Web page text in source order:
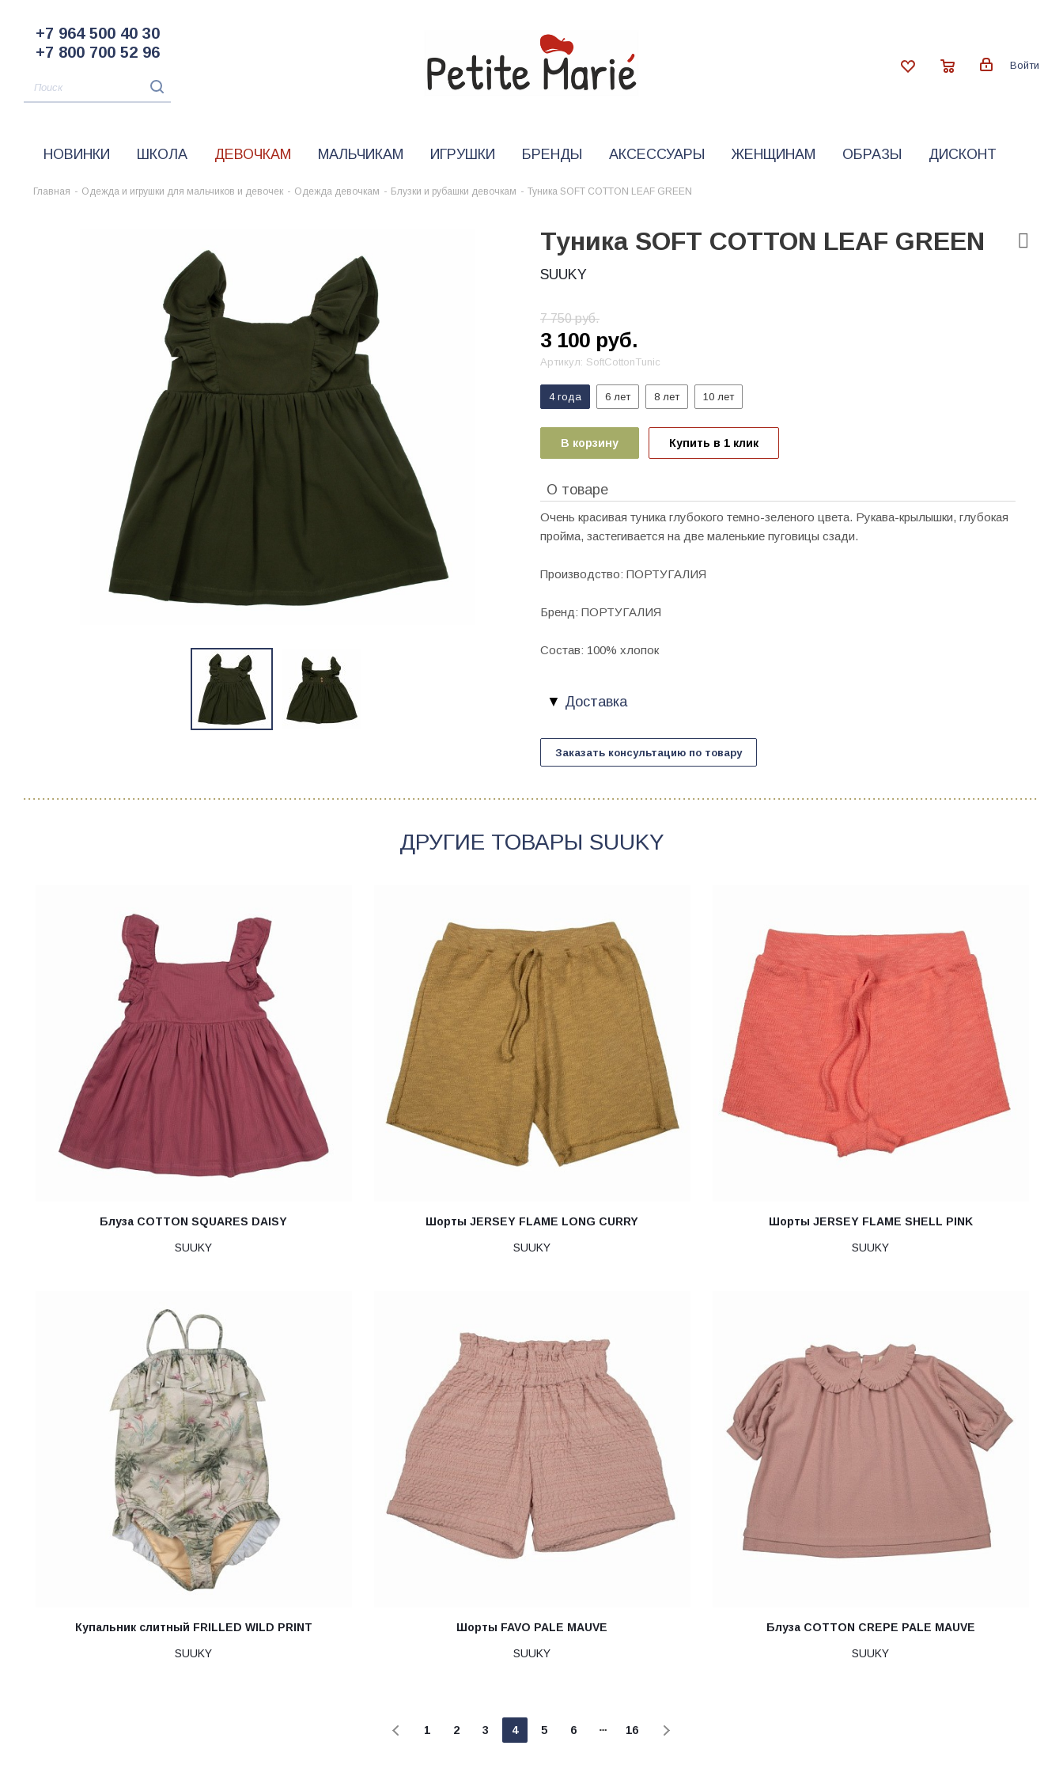
+7 964 500 40 30
+7 800 700 52 96
Войти
НОВИНКИ ШКОЛА ДЕВОЧКАМ МАЛЬЧИКАМ ИГРУШКИ БРЕНДЫ АКСЕССУАРЫ ЖЕНЩИНАМ ОБРАЗЫ ДИСКОНТ
Главная - Одежда и игрушки для мальчиков и девочек - Одежда девочкам - Блузки и рубашки девочкам - Туника SOFT COTTON LEAF GREEN
Туника SOFT COTTON LEAF GREEN
SUUKY
7 750руб.
3 100 руб.
Артикул: SoftCottonTunic
4 года 6 лет 8 лет 10 лет
В корзину Купить в 1 клик
О товаре
Очень красивая туника глубокого темно-зеленого цвета. Рукава-крылышки, глубокая
пройма, застегивается на две маленькие пуговицы сзади.
Производство: ПОРТУГАЛИЯ
Бренд: ПОРТУГАЛИЯ
Состав: 100% хлопок
Доставка
Заказать консультацию по товару
ДРУГИЕ ТОВАРЫ SUUKY
Блуза COTTON SQUARES DAISY
SUUKY
Шорты JERSEY FLAME LONG CURRY
SUUKY
Шорты JERSEY FLAME SHELL PINK
SUUKY
Купальник слитный FRILLED WILD PRINT
SUUKY
Шорты FAVO PALE MAUVE
SUUKY
Блуза COTTON CREPE PALE MAUVE
SUUKY
1 2 3 4 5 6 16